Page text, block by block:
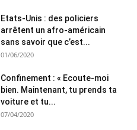
Etats-Unis : des policiers
arrêtent un afro-américain
sans savoir que c’est...
01/06/2020
Confinement : « Ecoute-moi
bien. Maintenant, tu prends ta
voiture et tu...
07/04/2020